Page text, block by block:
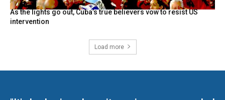
As the lights go out, Cuba’s true believers vow to resist US
intervention
Load more